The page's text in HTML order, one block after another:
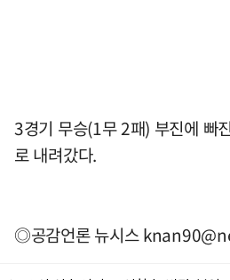
3경기 무승(1무 2패) 부진에 빠
로 내려갔다.
◎공감언론 뉴시스